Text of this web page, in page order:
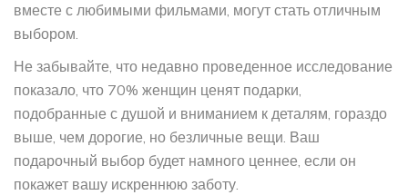
вместе с любимыми фильмами, могут стать отличным
выбором.
Не забывайте, что недавно проведенное исследование
показало, что 70% женщин ценят подарки,
подобранные с душой и вниманием к деталям, гораздо
выше, чем дорогие, но безличные вещи. Ваш
подарочный выбор будет намного ценнее, если он
покажет вашу искреннюю заботу.